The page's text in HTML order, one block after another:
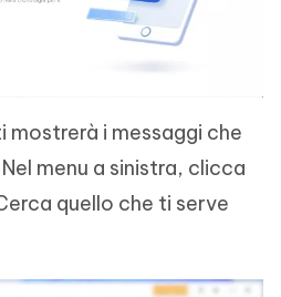
mostrerà i messaggi che
menu a sinistra, clicca
quello che ti serve